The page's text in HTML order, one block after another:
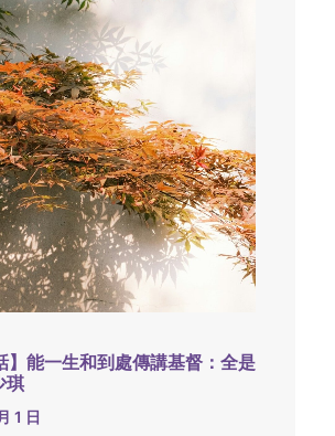
】能一生和到處傳講基督：全是
琪
1 日